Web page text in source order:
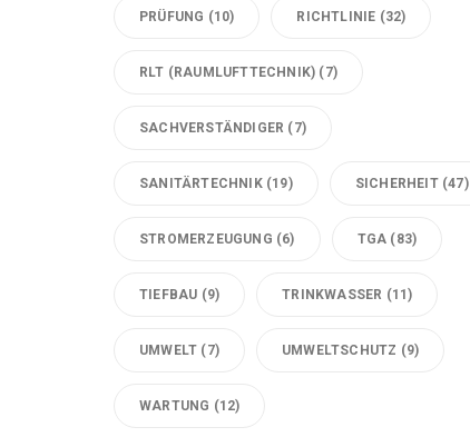
PRÜFUNG (10) RICHTLINIE (32)
RLT (RAUMLUFTTECHNIK) (7)
SACHVERSTÄNDIGER (7)
SANITÄRTECHNIK(19) SICHERHEIT(47)
STROMERZEUGUNG (6) TGA (83)
TIEFBAU (9) TRINKWASSER (11)
UMWELT (7) UMWELTSCHUTZ (9)
WARTUNG (12)